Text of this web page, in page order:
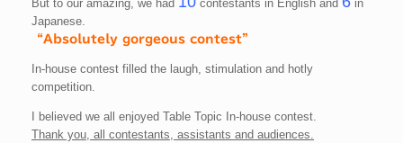
But to our amazing, we had
contestants in English and
in
Japanese.
“Absolutely gorgeous contest”
In-house contest filled the laugh, stimulation and hotly
competition.
I believed we all enjoyed Table Topic In-house contest.
Thank you, all contestants, assistants and audiences.